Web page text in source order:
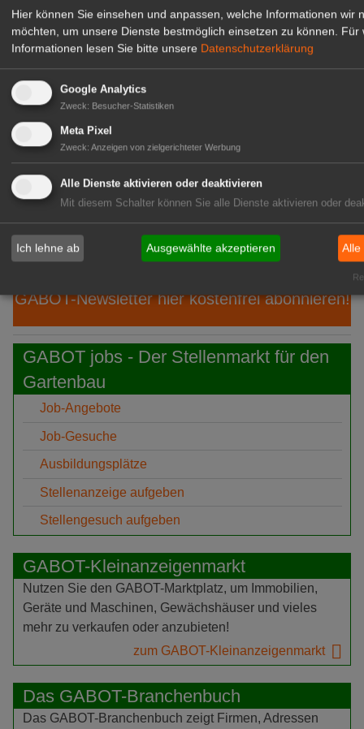
06:54
ifo: Deutsche Wirtschaft
überraschend robust
06:43
FDF-Bundesverband:
Kommissarisches Leitungsteam
06:39
"1000 gute Gründe": Ein Hauch von
Provence
06:19
Ökokiste e.V.: 30 Jahre Bio ohne
Umwege
05:51
IPZ: Robert Knöferl übernimmt die
Leitung
GABOT-Newsletter hier kostenfrei abonnieren!
GABOT jobs - Der Stellenmarkt für den
Gartenbau
Job-Angebote
Job-Gesuche
Ausbildungsplätze
Stellenanzeige aufgeben
Stellengesuch aufgeben
GABOT-Kleinanzeigenmarkt
Nutzen Sie den GABOT-Marktplatz, um Immobilien,
Geräte und Maschinen, Gewächshäuser und vieles
mehr zu verkaufen oder anzubieten!
zum GABOT-Kleinanzeigenmarkt
Das GABOT-Branchenbuch
Das GABOT-Branchenbuch zeigt Firmen, Adressen
Hier können Sie einsehen und anpassen, welche Informationen wir
möchten, um unsere Dienste bestmöglich einsetzen zu können.
Für
Informationen lesen Sie bitte unsere Datenschutzerklärung
Google Analytics
Zweck: Besucher-Statistiken
Meta Pixel
Zweck: Anzeigen von zielgerichteter Werbung
Alle Dienste aktivieren oder deaktivieren
Mit diesem Schalter können Sie alle Dienste aktivieren oder
Ich lehne ab Ausgewählte akzeptieren Alle